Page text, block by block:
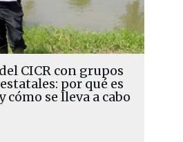
CICR con grupos
por qué es
se lleva a cabo